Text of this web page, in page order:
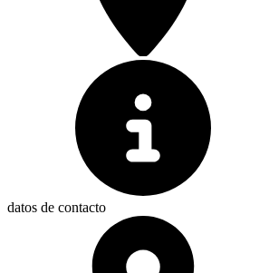
datos de contacto